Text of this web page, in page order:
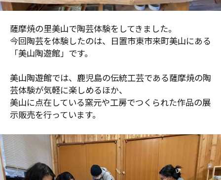
薩摩焼の里美山で陶芸体験をしてきました。
今回陶芸を体験したのは、日置市東市来町美山にある
「美山陶遊館」です。
美山陶遊館では、鹿児島の伝統工芸である薩摩焼の陶
芸体験が気軽に楽しめるほか、
美山に点在している窯元や工房でつくられた作品の展
示販売を行っています。